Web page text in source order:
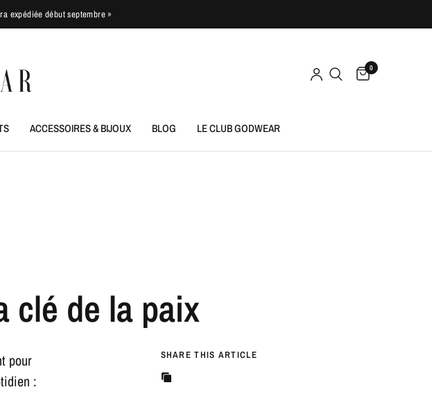
expédiée début septembre »
0
ACCESSOIRES & BIJOUX BLOG LE CLUB GODWEAR
clé de la paix
pour
:
SHARE THIS ARTICLE